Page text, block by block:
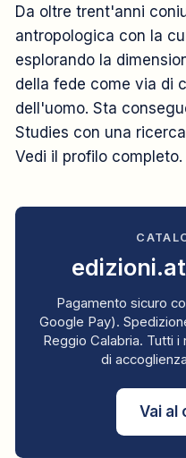
Da oltre trent'anni
antropologica con la
esplorando la
della fede come via di
dell'uomo. Sta
Studies con una
Vedi il profilo completo.
Pagamento sicuro
Google Pay).
Reggio Calabria. Tutti
di
Vai al